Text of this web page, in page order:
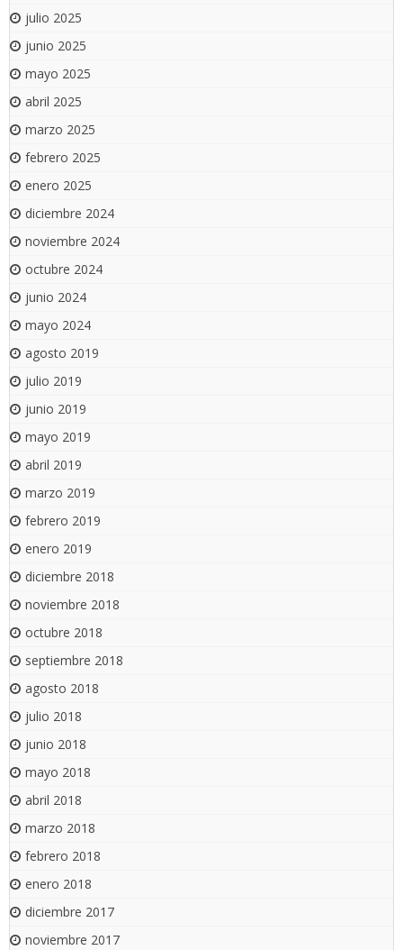
julio 2025
junio 2025
mayo 2025
abril 2025
marzo 2025
febrero 2025
enero 2025
diciembre 2024
noviembre 2024
octubre 2024
junio 2024
mayo 2024
agosto 2019
julio 2019
junio 2019
mayo 2019
abril 2019
marzo 2019
febrero 2019
enero 2019
diciembre 2018
noviembre 2018
octubre 2018
septiembre 2018
agosto 2018
julio 2018
junio 2018
mayo 2018
abril 2018
marzo 2018
febrero 2018
enero 2018
diciembre 2017
noviembre 2017